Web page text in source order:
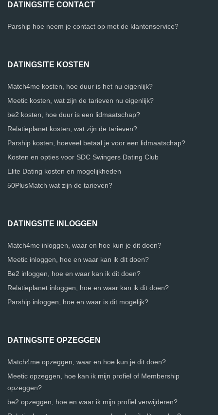
DATINGSITE CONTACT
Parship hoe neem je contact op met de klantenservice?
DATINGSITE KOSTEN
Match4me kosten, hoe duur is het nu eigenlijk?
Meetic kosten, wat zijn de tarieven nu eigenlijk?
be2 kosten, hoe duur is een lidmaatschap?
Relatieplanet kosten, wat zijn de tarieven?
Parship kosten, hoeveel betaal je voor een lidmaatschap?
Kosten en opties voor SDC Swingers Dating Club
Elite Dating kosten en mogelijkheden
50PlusMatch wat zijn de tarieven?
DATINGSITE INLOGGEN
Match4me inloggen, waar en hoe kun je dit doen?
Meetic inloggen, hoe en waar kan ik dit doen?
Be2 inloggen, hoe en waar kan ik dit doen?
Relatieplanet inloggen, hoe en waar kan ik dit doen?
Parship inloggen, hoe en waar is dit mogelijk?
DATINGSITE OPZEGGEN
Match4me opzeggen, waar en hoe kun je dit doen?
Meetic opzeggen, hoe kan ik mijn profiel of Membership
opzeggen?
be2 opzeggen, hoe en waar ik mijn profiel verwijderen?